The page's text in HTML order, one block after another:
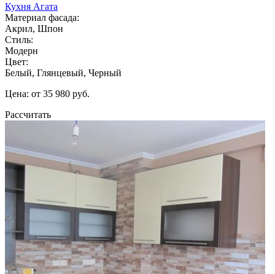
Кухня Агата
Материал фасада:
Акрил, Шпон
Стиль:
Модерн
Цвет:
Белый, Глянцевый, Черный
Цена: от 35 980 руб.
Рассчитать